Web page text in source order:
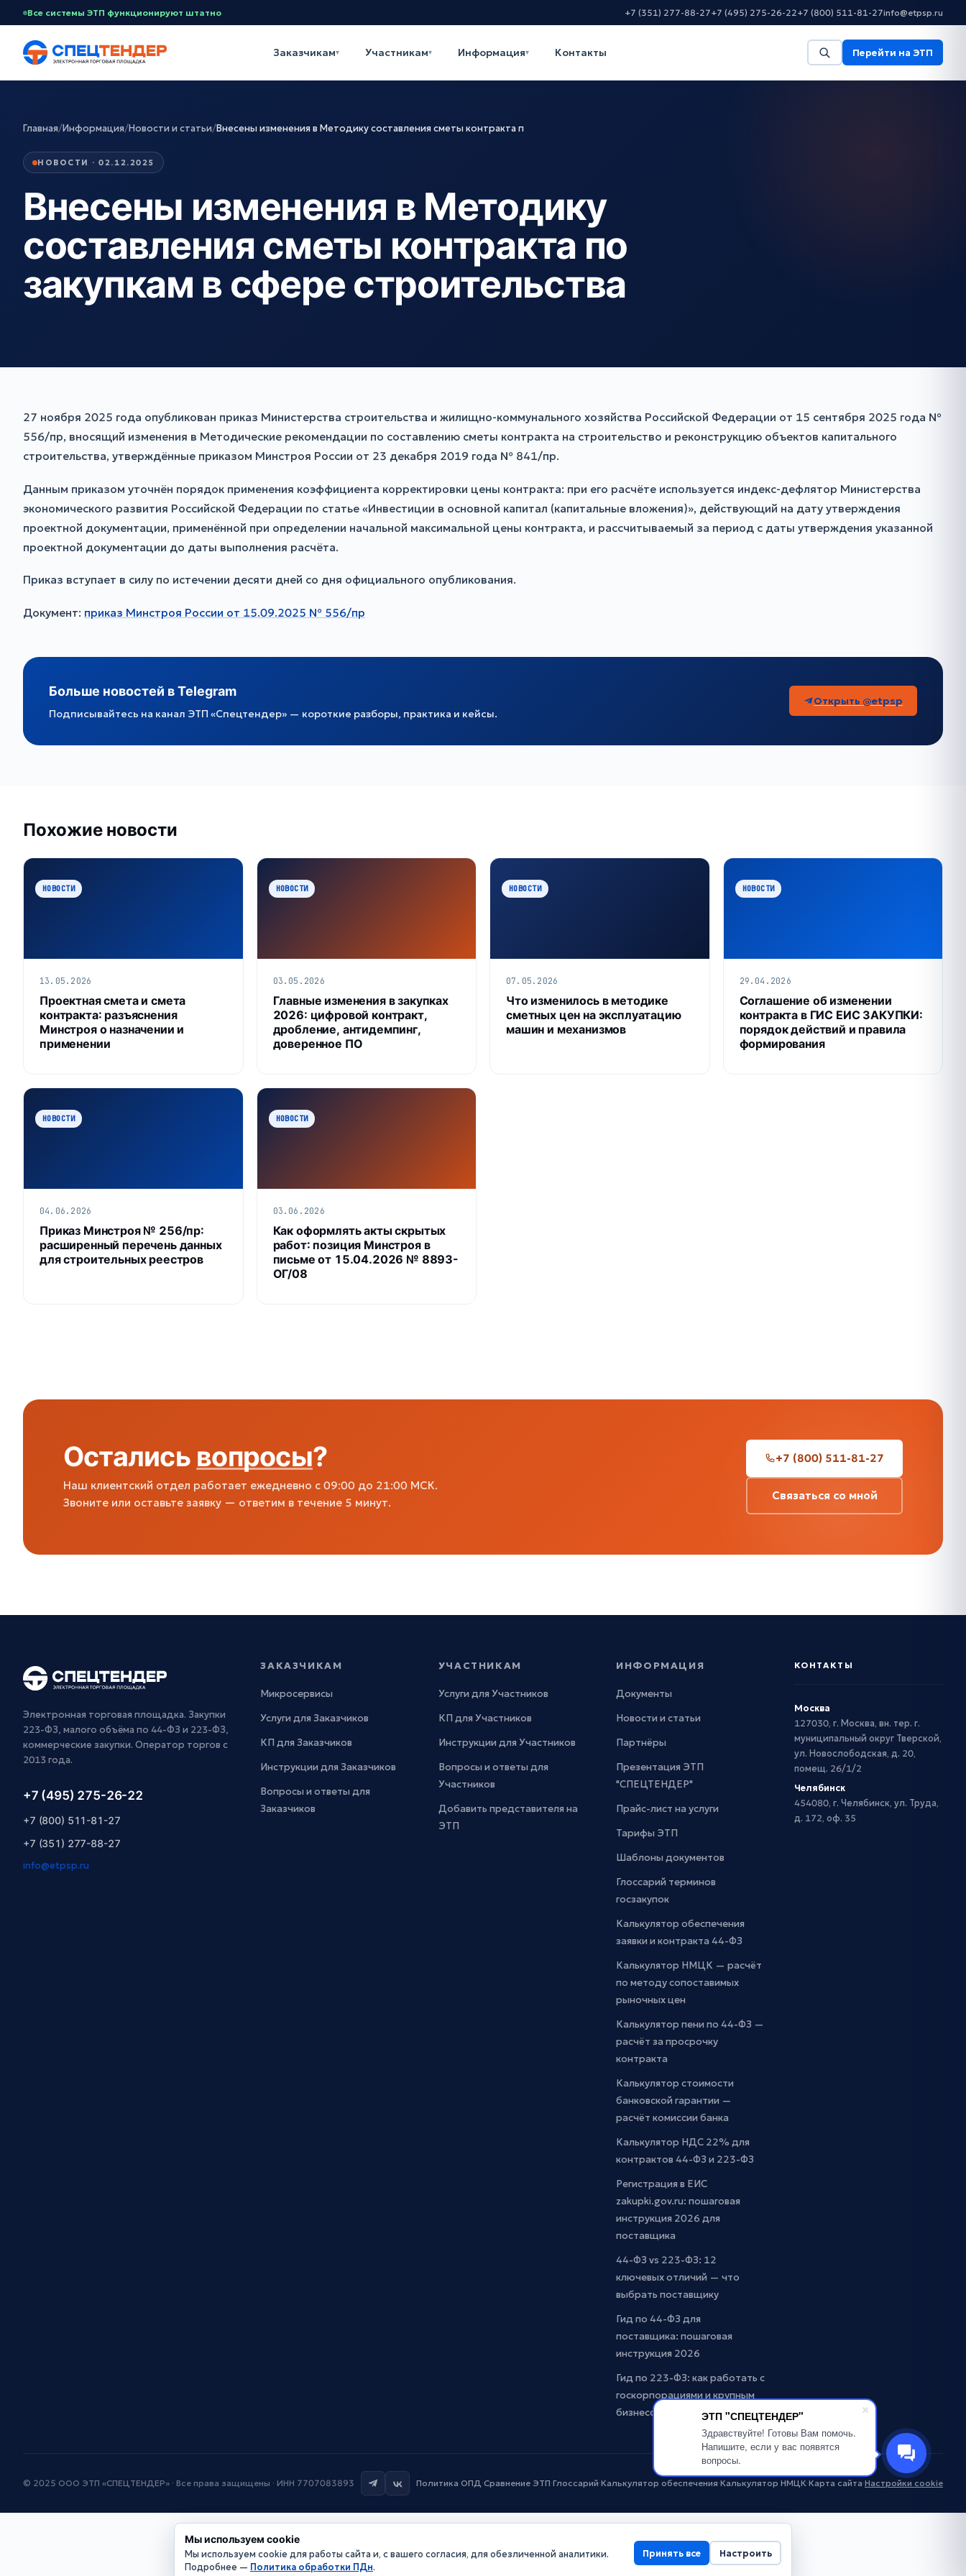
ЭТП "СПЕЦТЕНДЕР"
Здравствуйте! Готовы Вам помочь.
Напишите, если у вас появятся
вопросы.
Все системы ЭТП функционируют штатно +7 (351) 277-88-27+7 (495) 275-26-22+7 (800) 511-81-27info@etpsp.ru
Заказчикам▾ Участникам▾ Информация▾ Контакты Перейти на ЭТП
Главная/Информация/Новости и статьи/Внесены изменения в Методику составления сметы контракта п
НОВОСТИ · 02.12.2025
Внесены изменения в Методику
составления сметы контракта по
закупкам в сфере строительства
27 ноября 2025 года опубликован приказ Министерства строительства и жилищно-коммунального хозяйства Российской Федерации от 15 сентября 2025 года №
556/пр, вносящий изменения в Методические рекомендации по составлению сметы контракта на строительство и реконструкцию объектов капитального
строительства, утверждённые приказом Минстроя России от 23 декабря 2019 года № 841/пр.
Данным приказом уточнён порядок применения коэффициента корректировки цены контракта: при его расчёте используется индекс-дефлятор Министерства
экономического развития Российской Федерации по статье «Инвестиции в основной капитал (капитальные вложения)», действующий на дату утверждения
проектной документации, применённой при определении начальной максимальной цены контракта, и рассчитываемый за период с даты утверждения указанной
проектной документации до даты выполнения расчёта.
Приказ вступает в силу по истечении десяти дней со дня официального опубликования.
Документ: приказ Минстроя России от 15.09.2025 № 556/пр
Больше новостей в Telegram
Подписывайтесь на канал ЭТП «Спецтендер» — короткие разборы, практика и кейсы.
Открыть @etpsp
Похожие новости
НОВОСТИ
13.05.2026
Проектная смета и смета
контракта: разъяснения
Минстроя о назначении и
применении
НОВОСТИ
03.05.2026
Главные изменения в закупках
2026: цифровой контракт,
дробление, антидемпинг,
доверенное ПО
НОВОСТИ
07.05.2026
Что изменилось в методике
сметных цен на эксплуатацию
машин и механизмов
НОВОСТИ
29.04.2026
Соглашение об изменении
контракта в ГИС ЕИС ЗАКУПКИ:
порядок действий и правила
формирования
НОВОСТИ
04.06.2026
Приказ Минстроя № 256/пр:
расширенный перечень данных
для строительных реестров
НОВОСТИ
03.06.2026
Как оформлять акты скрытых
работ: позиция Минстроя в
письме от 15.04.2026 № 8893-
ОГ/08
Остались вопросы?
Наш клиентский отдел работает ежедневно с 09:00 до 21:00 МСК.
Звоните или оставьте заявку — ответим в течение 5 минут.
+7 (800) 511-81-27
Связаться со мной
Электронная торговая площадка. Закупки
223-ФЗ, малого объёма по 44-ФЗ и 223-ФЗ,
коммерческие закупки. Оператор торгов с
2013 года.
+7 (495) 275-26-22
+7 (800) 511-81-27
+7 (351) 277-88-27
info@etpsp.ru
ЗАКАЗЧИКАМ
Микросервисы
Услуги для Заказчиков
КП для Заказчиков
Инструкции для Заказчиков
Вопросы и ответы для
Заказчиков
УЧАСТНИКАМ
Услуги для Участников
КП для Участников
Инструкции для Участников
Вопросы и ответы для
Участников
Добавить представителя на
ЭТП
ИНФОРМАЦИЯ
Документы
Новости и статьи
Партнёры
Презентация ЭТП
"СПЕЦТЕНДЕР"
Прайс-лист на услуги
Тарифы ЭТП
Шаблоны документов
Глоссарий терминов
госзакупок
Калькулятор обеспечения
заявки и контракта 44-ФЗ
Калькулятор НМЦК — расчёт
по методу сопоставимых
рыночных цен
Калькулятор пени по 44-ФЗ —
расчёт за просрочку
контракта
Калькулятор стоимости
банковской гарантии —
расчёт комиссии банка
Калькулятор НДС 22% для
контрактов 44-ФЗ и 223-ФЗ
Регистрация в ЕИС
zakupki.gov.ru: пошаговая
инструкция 2026 для
поставщика
44-ФЗ vs 223-ФЗ: 12
ключевых отличий — что
выбрать поставщику
Гид по 44-ФЗ для
поставщика: пошаговая
инструкция 2026
Гид по 223-ФЗ: как работать с
госкорпорациями и крупным
бизнесом
КОНТАКТЫ
Москва
127030, г. Москва, вн. тер. г.
муниципальный округ Тверской,
ул. Новослободская, д. 20,
помещ. 26/1/2
Челябинск
454080, г. Челябинск, ул. Труда,
д. 172, оф. 35
© 2025 ООО ЭТП «СПЕЦТЕНДЕР» · Все права защищены · ИНН 7707083893 Политика ОПД·Сравнение ЭТП·Глоссарий·Калькулятор обеспечения·Калькулятор НМЦК·Карта сайта·Настройки cookie
Мы используем cookie
Мы используем cookie для работы сайта и, с вашего согласия, для обезличенной аналитики.
Подробнее — Политика обработки ПДн.
Принять все Настроить